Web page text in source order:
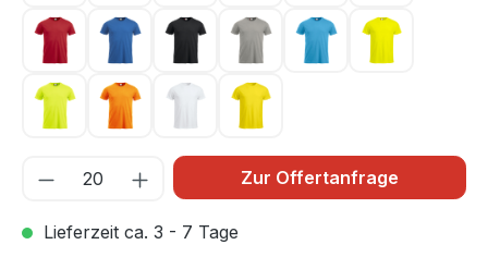
Rot 35 Royal Blau 55Schwarz 99Silber 94Türkis 54 Warnschutz
Warnschutz Grün 600
Warnschutz Orange 170
Weiss 00Zitrone 10
Zur Offertanfrage
Lieferzeit ca. 3 - 7 Tage